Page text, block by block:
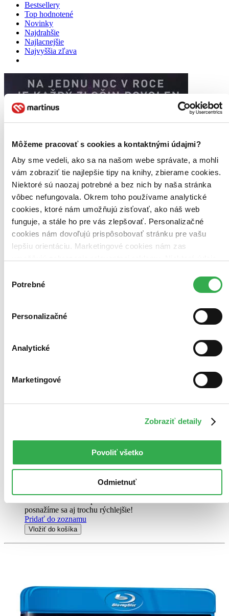
Môžeme pracovať s cookies a kontaktnými údajmi?
Aby sme vedeli, ako sa na našom webe správate, a mohli
vám zobraziť tie najlepšie tipy na knihy, zbierame cookies.
Niektoré sú naozaj potrebné a bez nich by naša stránka
vôbec nefungovala. Okrem toho používame analytické
cookies, ktoré nám umožňujú zisťovať, ako náš web
funguje, a stále ho pre vás zlepšovať. Personalizačné
cookies nám dovoľujú prispôsobovať stránku pre vašu
lepšiu orientáciu. Marketingové cookies nám zas
keby sme mohli používať všetky tieto cookies. Ďakujeme!
súhlasu
Potrebné
Personalizačné
Analytické
Marketingové
Zobraziť detaily
Povoliť všetko
Odmietnuť
Bestsellery
Top hodnotené
Novinky
Najdrahšie
Najlacnejšie
Najvyššia zľava
CZ
Tony Oller
V nedaleké budoucnosti americká vláda schválila zákon, kterým
DVD film
2,80 €
posnažíme sa aj trochu rýchlejšie!
Pridať do zoznamu
Vložiť do košíka